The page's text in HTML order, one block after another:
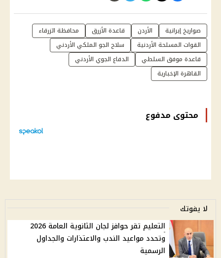
صواريخ إيرانية الأردن قاعدة الأزرق
محافظة الزرقاء
القوات المسلحة الأردنية
سلاح الجو الملكي الأردني
قاعدة موفق السلطي
الدفاع الجوي الأردني
القاهرة الإخبارية
محتوى مدفوع
لا يفوتك
التعليم تقر حوافز لجان الثانوية العامة 2026
وتحدد مواعيد الندب والاعتذارات والجداول
الرسمية